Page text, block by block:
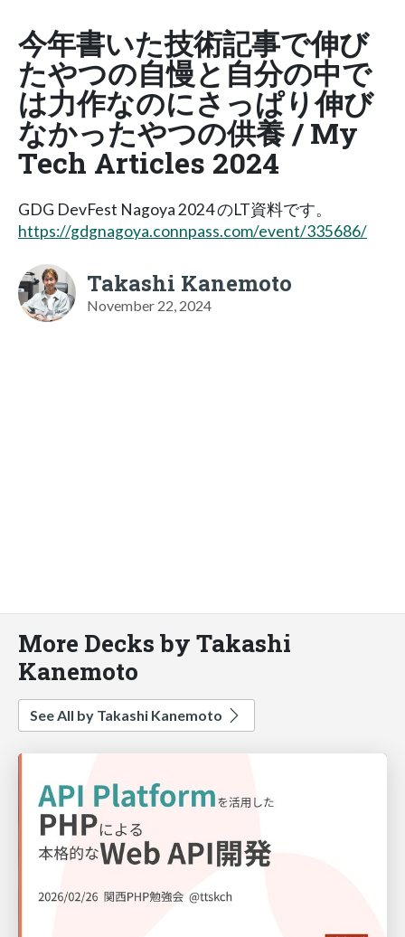
今年書いた技術記事で伸び
たやつの自慢と自分の中で
は力作なのにさっぱり伸び
なかったやつの供養 / My
Tech Articles 2024
GDG DevFest Nagoya 2024 のLT資料です。
https://gdgnagoya.connpass.com/event/335686/
Takashi Kanemoto
November 22, 2024
More Decks by Takashi
Kanemoto
See All by Takashi Kanemoto